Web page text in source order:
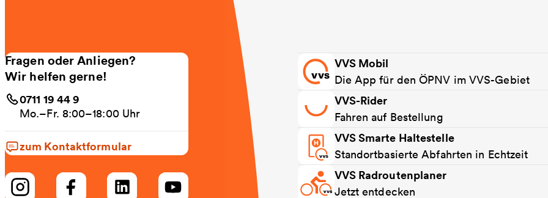
Fragen oder Anliegen?
Wir helfen gerne!
0711 19 44 9
Mo.–Fr. 8:00–18:00 Uhr
zum Kontaktformular
VVS Mobil
Die App für den ÖPNV im VVS-Gebiet
VVS-Rider
Fahren auf Bestellung
VVS Smarte Haltestelle
Standortbasierte Abfahrten in Echtzeit
VVS Radroutenplaner
Jetzt entdecken